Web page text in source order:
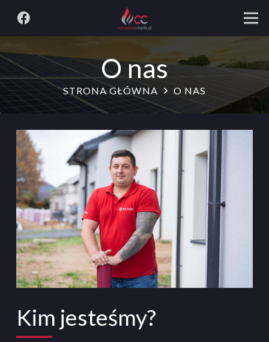
O nas
STRONA GŁÓWNA O NAS
Kim jesteśmy?